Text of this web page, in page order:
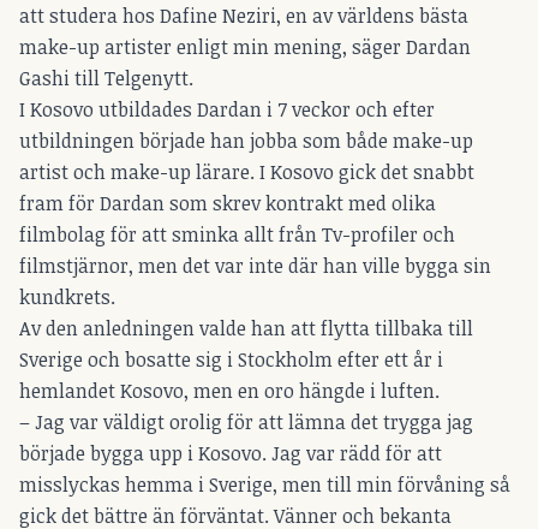
att studera hos Dafine Neziri, en av världens bästa
make-up artister enligt min mening, säger Dardan
Gashi till Telgenytt.
I Kosovo utbildades Dardan i 7 veckor och efter
utbildningen började han jobba som både make-up
artist och make-up lärare. I Kosovo gick det snabbt
fram för Dardan som skrev kontrakt med olika
filmbolag för att sminka allt från Tv-profiler och
filmstjärnor, men det var inte där han ville bygga sin
kundkrets.
Av den anledningen valde han att flytta tillbaka till
Sverige och bosatte sig i Stockholm efter ett år i
hemlandet Kosovo, men en oro hängde i luften.
– Jag var väldigt orolig för att lämna det trygga jag
började bygga upp i Kosovo. Jag var rädd för att
misslyckas hemma i Sverige, men till min förvåning så
gick det bättre än förväntat. Vänner och bekanta